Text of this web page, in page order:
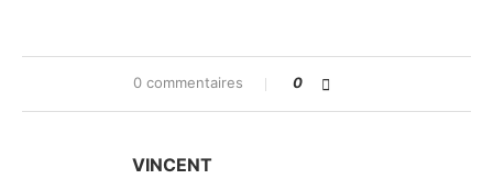
0 commentaires 0
VINCENT